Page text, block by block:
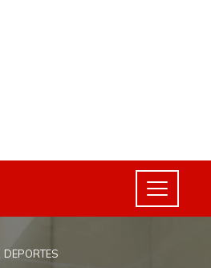
DEPORTES